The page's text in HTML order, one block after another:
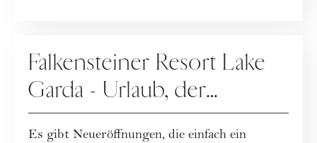
Falkensteiner Resort Lake
Garda - Urlaub, der
Leichtigkeit neu definiert
Es gibt Neueröffnungen, die einfach ein